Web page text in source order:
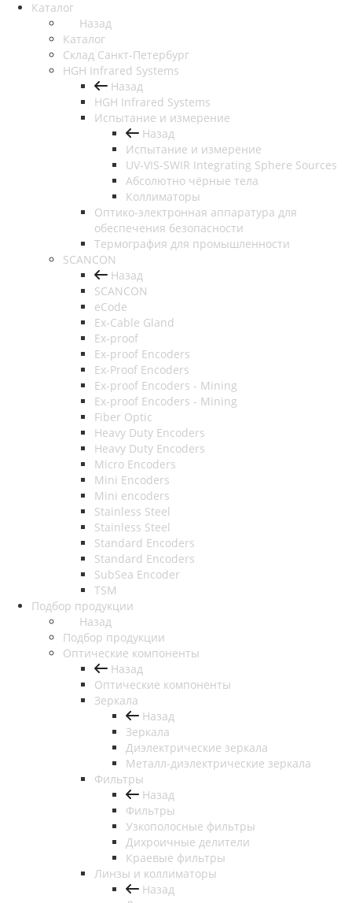
Каталог
Назад
Каталог
Cклад Санкт-Петербург
HGH Infrared Systems
Назад
HGH Infrared Systems
Испытание и измерение
Назад
Испытание и измерение
UV-VIS-SWIR Integrating Sphere Sources
Абсолютно чёрные тела
Коллиматоры
Оптико-электронная аппаратура для
обеспечения безопасности
Термография для промышленности
SCANCON
Назад
SCANCON
eCode
Ex-Cable Gland
Ex-proof
Ex-proof Encoders
Ex-Proof Encoders
Ex-proof Encoders - Mining
Ex-proof Encoders - Mining
Fiber Optic
Heavy Duty Encoders
Heavy Duty Encoders
Micro Encoders
Mini Encoders
Mini encoders
Stainless Steel
Stainless Steel
Standard Encoders
Standard Encoders
SubSea Encoder
TSM
Подбор продукции
Назад
Подбор продукции
Оптические компоненты
Назад
Оптические компоненты
Зеркала
Назад
Зеркала
Диэлектрические зеркала
Металл-диэлектрические зеркала
Фильтры
Назад
Фильтры
Узкополосные фильтры
Дихроичные делители
Краевые фильтры
Линзы и коллиматоры
Назад